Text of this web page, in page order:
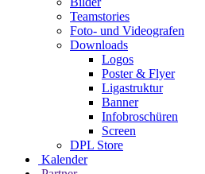
Teamstories
Foto- und Videografen
Downloads
Logos
Poster & Flyer
Ligastruktur
Banner
Infobroschüren
Screen
DPL Store
Kalender